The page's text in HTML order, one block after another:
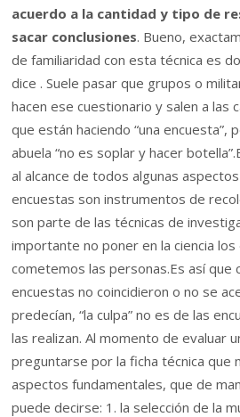
acuerdo a la cantidad y tipo de
sacar conclusiones. Bueno,
de familiaridad con esta técnica es
dice . Suele pasar que grupos o
hacen ese cuestionario y salen a las
que están haciendo “una encuesta”,
abuela “no es soplar y hacer
al alcance de todos algunas
encuestas son instrumentos de
son parte de las técnicas de
importante no poner en la ciencia
cometemos las personas.Es así que
encuestas no coincidieron o no se
predecían, “la culpa” no es de las
las realizan. Al momento de evaluar
preguntarse por la ficha técnica que
aspectos fundamentales, que de
puede decirse: 1. la selección de la